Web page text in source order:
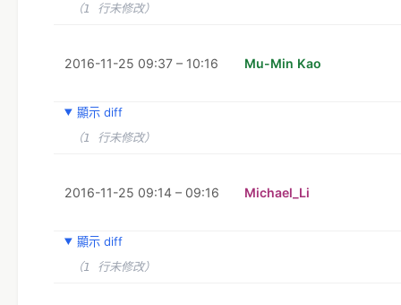
（1 行未修改）
2016-11-25 09:37 – 10:16 Mu-Min Kao
顯示 diff
（1 行未修改）
2016-11-25 09:14 – 09:16 Michael_Li
顯示 diff
（1 行未修改）